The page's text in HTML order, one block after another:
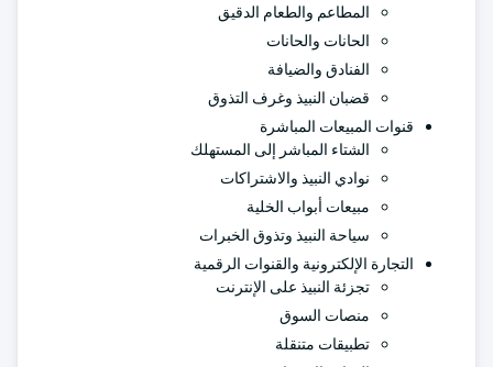
المطاعم والطعام الدقيق
الحانات والحانات
الفنادق والضيافة
قضبان النبيذ وغرف التذوق
قنوات المبيعات المباشرة
الشتاء المباشر إلى المستهلك
نوادي النبيذ والاشتراكات
مبيعات أبواب الخلية
سياحة النبيذ وتذوق الخبرات
التجارة الإلكترونية والقنوات الرقمية
تجزئة النبيذ على الإنترنت
منصات السوق
تطبيقات متنقلة